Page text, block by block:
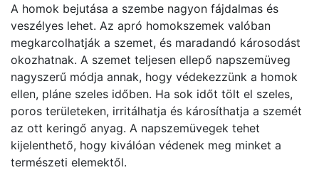
A homok bejutása a szembe nagyon fájdalmas és
veszélyes lehet. Az apró homokszemek valóban
megkarcolhatják a szemet, és maradandó károsodást
okozhatnak. A szemet teljesen ellepő napszemüveg
nagyszerű módja annak, hogy védekezzünk a homok
ellen, pláne szeles időben. Ha sok időt tölt el szeles,
poros területeken, irritálhatja és károsíthatja a szemét
az ott keringő anyag. A napszemüvegek tehet
kijelenthető, hogy kiválóan védenek meg minket a
természeti elemektől.